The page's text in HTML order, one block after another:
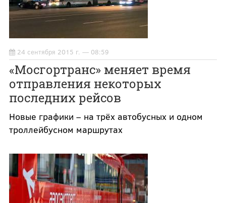
24 сентября 2015 г. — 08:59
«Мосгортранс» меняет время
отправления некоторых
последних рейсов
Новые графики – на трёх автобусных и одном
троллейбусном маршрутах